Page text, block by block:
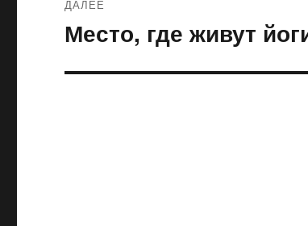
ДАЛЕЕ
Следующая
Место, где живут